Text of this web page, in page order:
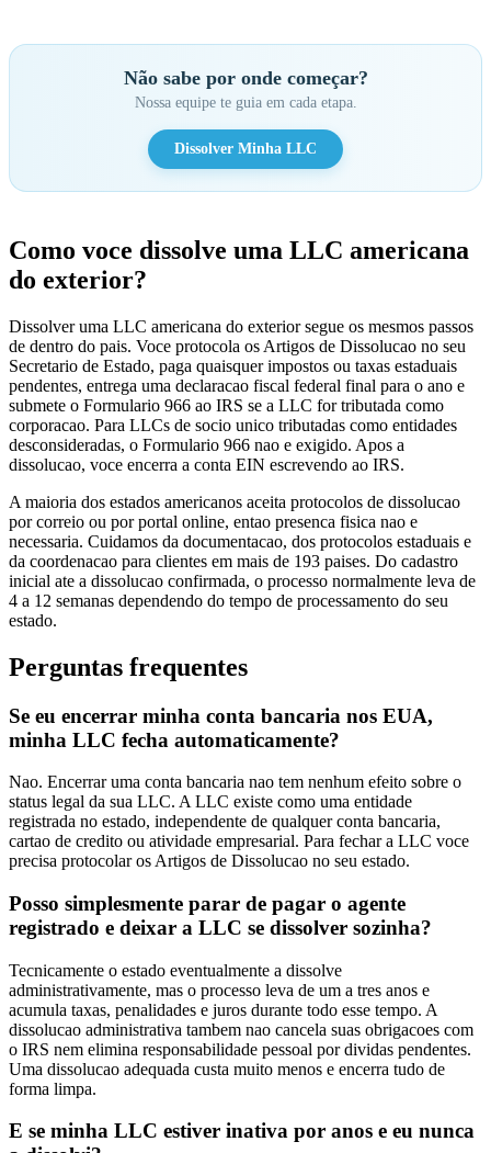
Não sabe por onde começar?
Nossa equipe te guia em cada etapa.
Dissolver Minha LLC
Como voce dissolve uma LLC americana
do exterior?
Dissolver uma LLC americana do exterior segue os mesmos passos
de dentro do pais. Voce protocola os Artigos de Dissolucao no seu
Secretario de Estado, paga quaisquer impostos ou taxas estaduais
pendentes, entrega uma declaracao fiscal federal final para o ano e
submete o Formulario 966 ao IRS se a LLC for tributada como
corporacao. Para LLCs de socio unico tributadas como entidades
desconsideradas, o Formulario 966 nao e exigido. Apos a
dissolucao, voce encerra a conta EIN escrevendo ao IRS.
A maioria dos estados americanos aceita protocolos de dissolucao
por correio ou por portal online, entao presenca fisica nao e
necessaria. Cuidamos da documentacao, dos protocolos estaduais e
da coordenacao para clientes em mais de 193 paises. Do cadastro
inicial ate a dissolucao confirmada, o processo normalmente leva de
4 a 12 semanas dependendo do tempo de processamento do seu
estado.
Perguntas frequentes
Se eu encerrar minha conta bancaria nos EUA,
minha LLC fecha automaticamente?
Nao. Encerrar uma conta bancaria nao tem nenhum efeito sobre o
status legal da sua LLC. A LLC existe como uma entidade
registrada no estado, independente de qualquer conta bancaria,
cartao de credito ou atividade empresarial. Para fechar a LLC voce
precisa protocolar os Artigos de Dissolucao no seu estado.
Posso simplesmente parar de pagar o agente
registrado e deixar a LLC se dissolver sozinha?
Tecnicamente o estado eventualmente a dissolve
administrativamente, mas o processo leva de um a tres anos e
acumula taxas, penalidades e juros durante todo esse tempo. A
dissolucao administrativa tambem nao cancela suas obrigacoes com
o IRS nem elimina responsabilidade pessoal por dividas pendentes.
Uma dissolucao adequada custa muito menos e encerra tudo de
forma limpa.
E se minha LLC estiver inativa por anos e eu nunca